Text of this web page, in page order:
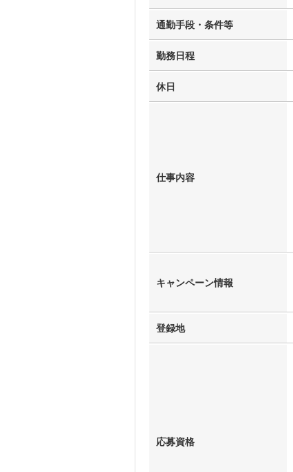
通勤手段・条件等
勤務日程
休日
仕事内容
キャンペーン情報
登録地
応募資格